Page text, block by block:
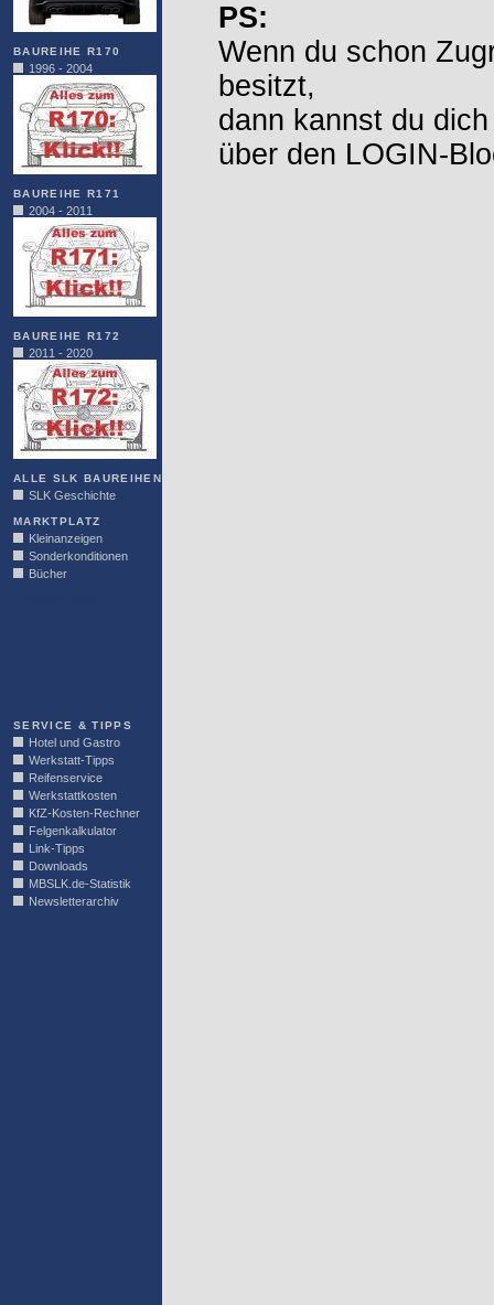
BAUREIHE R170
1996 - 2004
BAUREIHE R171
2004 - 2011
BAUREIHE R172
2011 - 2020
ALLE SLK BAUREIHEN
SLK Geschichte
MARKTPLATZ
Kleinanzeigen
Sonderkonditionen
Bücher
SERVICE & TIPPS
Hotel und Gastro
Werkstatt-Tipps
Reifenservice
Werkstattkosten
KfZ-Kosten-Rechner
Felgenkalkulator
Link-Tipps
Downloads
MBSLK.de-Statistik
Newsletterarchiv
PS:
Wenn du schon
besitzt,
dann kannst du
über den LOGIN-